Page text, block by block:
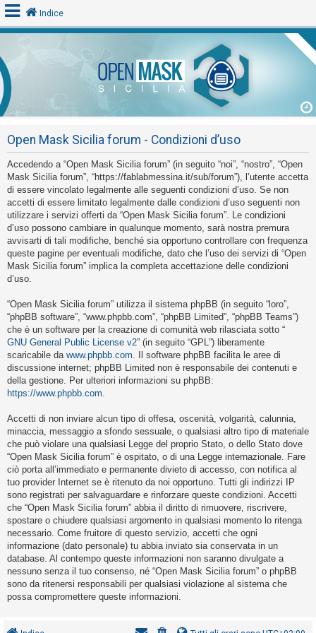
o
g
n
A
r
g
o
m
e
t
i
s
e
n
z
r
i
s
p
o
s
t
a
A
g
Indice
Open Mask Sicilia forum - Condizioni d’uso
Accedendo a “Open Mask Sicilia forum” (in seguito “noi”, “nostro”, “Open
Mask Sicilia forum”, “https://fablabmessina.it/sub/forum”), l’utente accetta
di essere vincolato legalmente alle seguenti condizioni d’uso. Se non
accetti di essere limitato legalmente dalle condizioni d’uso seguenti non
utilizzare i servizi offerti da “Open Mask Sicilia forum”. Le condizioni
d’uso possono cambiare in qualunque momento, sarà nostra premura
avvisarti di tali modifiche, benché sia opportuno controllare con frequenza
queste pagine per eventuali modifiche, dato che l’uso dei servizi di “Open
Mask Sicilia forum” implica la completa accettazione delle condizioni
d’uso.
“Open Mask Sicilia forum” utilizza il sistema phpBB (in seguito “loro”,
“phpBB software”, “www.phpbb.com”, “phpBB Limited”, “phpBB Teams”)
che è un software per la creazione di comunità web rilasciata sotto “
GNU General Public License v2” (in seguito “GPL”) liberamente
scaricabile da www.phpbb.com. Il software phpBB facilita le aree di
discussione internet; phpBB Limited non è responsabile dei contenuti e
della gestione. Per ulteriori informazioni su phpBB:
https://www.phpbb.com.
Accetti di non inviare alcun tipo di offesa, oscenità, volgarità, calunnia,
minaccia, messaggio a sfondo sessuale, o qualsiasi altro tipo di materiale
che può violare una qualsiasi Legge del proprio Stato, o dello Stato dove
“Open Mask Sicilia forum” è ospitato, o di una Legge internazionale. Fare
ciò porta all’immediato e permanente divieto di accesso, con notifica al
tuo provider Internet se è ritenuto da noi opportuno. Tutti gli indirizzi IP
sono registrati per salvaguardare e rinforzare queste condizioni. Accetti
che “Open Mask Sicilia forum” abbia il diritto di rimuovere, riscrivere,
spostare o chiudere qualsiasi argomento in qualsiasi momento lo ritenga
necessario. Come fruitore di questo servizio, accetti che ogni
informazione (dato personale) tu abbia inviato sia conservata in un
database. Al contempo queste informazioni non saranno divulgate a
nessuno senza il tuo consenso, né “Open Mask Sicilia forum” o phpBB
sono da ritenersi responsabili per qualsiasi violazione al sistema che
possa compromettere queste informazioni.